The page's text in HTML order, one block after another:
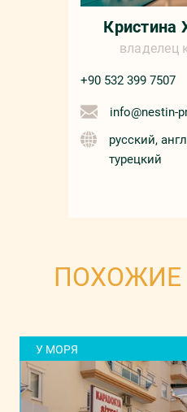
Кристина
владелец
+90 532 399 7507
info@nestin-
русский,
турецкий
ПОХОЖИЕ
У МОРЯ